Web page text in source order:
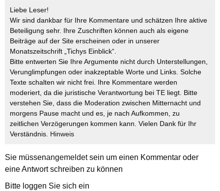
Liebe Leser!
Wir sind dankbar für Ihre Kommentare und schätzen Ihre aktive
Beteiligung sehr. Ihre Zuschriften können auch als eigene
Beiträge auf der Site erscheinen oder in unserer
Monatszeitschrift „Tichys Einblick“.
Bitte entwerten Sie Ihre Argumente nicht durch Unterstellungen,
Verunglimpfungen oder inakzeptable Worte und Links. Solche
Texte schalten wir nicht frei. Ihre Kommentare werden
moderiert, da die juristische Verantwortung bei TE liegt. Bitte
verstehen Sie, dass die Moderation zwischen Mitternacht und
morgens Pause macht und es, je nach Aufkommen, zu
zeitlichen Verzögerungen kommen kann. Vielen Dank für Ihr
Verständnis. Hinweis
Sie müssenangemeldetsein um einen Kommentar oder
eine Antwort schreiben zu können
Bitte loggen Sie sich ein